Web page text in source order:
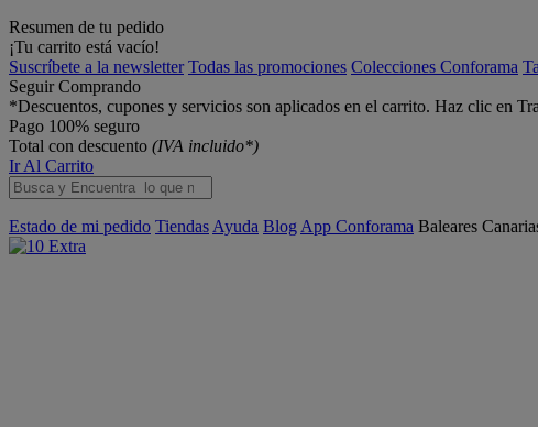
Resumen de tu pedido
¡Tu carrito está vacío!
Suscríbete a la newsletter Todas las promociones Colecciones Conforama
Seguir Comprando
*Descuentos, cupones y servicios son aplicados en el carrito. Haz clic en
Pago 100% seguro
Total con descuento (IVA incluido*)
Ir Al Carrito
Estado de mi pedido Tiendas Ayuda Blog App Conforama Baleares